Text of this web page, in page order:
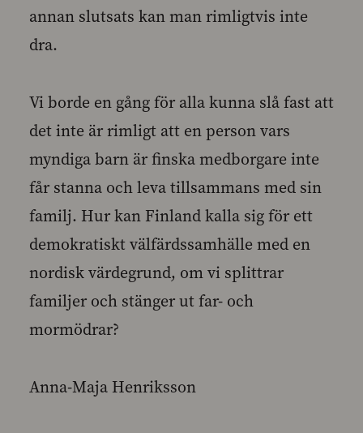
annan slutsats kan man rimligtvis inte
dra.
Vi borde en gång för alla kunna slå fast att
det inte är rimligt att en person vars
myndiga barn är finska medborgare inte
får stanna och leva tillsammans med sin
familj. Hur kan Finland kalla sig för ett
demokratiskt välfärdssamhälle med en
nordisk värdegrund, om vi splittrar
familjer och stänger ut far- och
mormödrar?
Anna-Maja Henriksson